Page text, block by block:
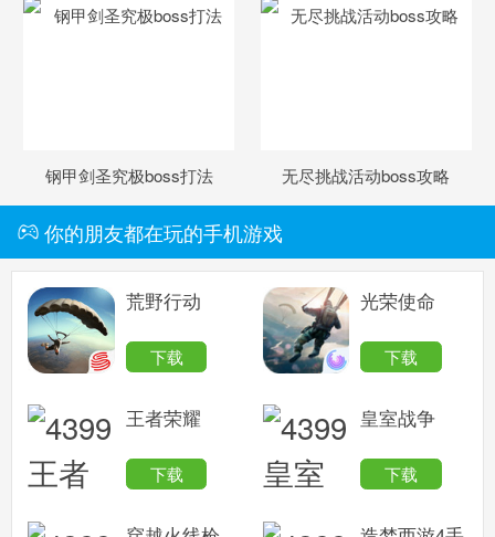
钢甲剑圣究极boss打法 无尽挑战活动boss攻略
你的朋友都在玩的手机游戏
荒野行动
下载
光荣使命
下载
王者荣耀
下载
皇室战争
下载